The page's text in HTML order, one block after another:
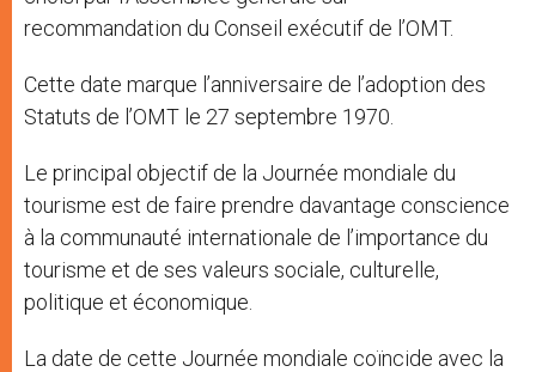
recommandation du Conseil exécutif de l’OMT.
Cette date marque l’anniversaire de l’adoption des
Statuts de l’OMT le 27 septembre 1970.
Le principal objectif de la Journée mondiale du
tourisme est de faire prendre davantage conscience
à la communauté internationale de l’importance du
tourisme et de ses valeurs sociale, culturelle,
politique et économique.
La date de cette Journée mondiale coïncide avec la